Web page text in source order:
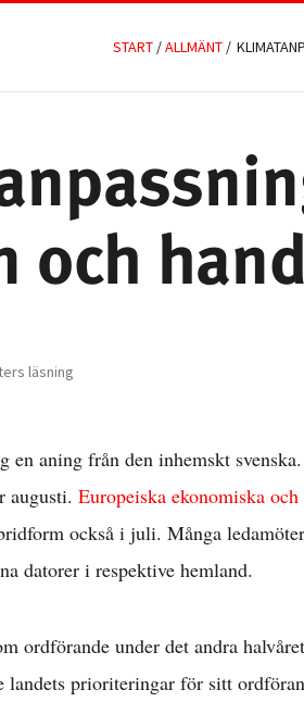
START /ALLMÄNT /
och
läsning
en aning från den inhemskt
augusti. Europeiska ekonomiska
också i juli. Många
datorer i respektive hemland.
ordförande under det andra
landets prioriteringar för sitt